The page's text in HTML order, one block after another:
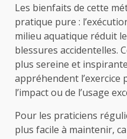
Les bienfaits de cette
pratique pure :
milieu aquatique réduit
blessures accidentelles.
plus sereine et
appréhendent l’exercice
l’impact ou de l’usage
Pour les praticiens
plus facile à maintenir,